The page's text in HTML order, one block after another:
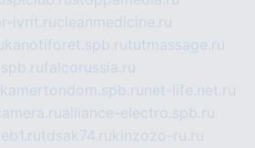
ivrit.rucleanmedicine.ru
kanotiforet.spb.rututmassage.ru
falcorussia.ru
kamertondom.spb.ru net-life.net.ru
alliance-electro.spb.ru
tdsak74.rukinzozo-ru.ru